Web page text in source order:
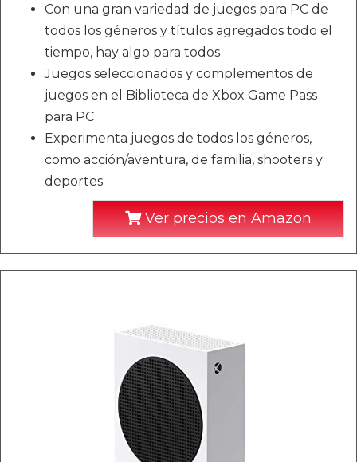
Con una gran variedad de juegos para PC de
todos los géneros y títulos agregados todo el
tiempo, hay algo para todos
Juegos seleccionados y complementos de
juegos en el Biblioteca de Xbox Game Pass
para PC
Experimenta juegos de todos los géneros,
como acción/aventura, de familia, shooters y
deportes
Ver precios en Amazon